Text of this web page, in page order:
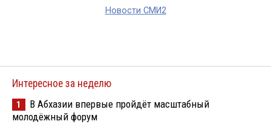
Новости СМИ2
Интересное за неделю
1
В Абхазии впервые пройдёт масштабный
молодёжный форум